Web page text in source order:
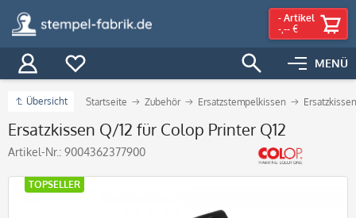
MENÜ
- Artikel
-,-- €
Übersicht Startseite Zubehör Ersatzstempelkissen
Ersatzkissen Q/12 für Colop Printer Q12
Artikel-Nr.: 9004362377900
TOPSELLER